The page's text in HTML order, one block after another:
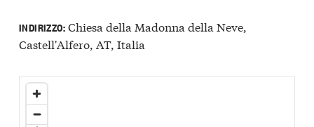
INDIRIZZO:Chiesa della Madonna della Neve,
Castell'Alfero, AT, Italia